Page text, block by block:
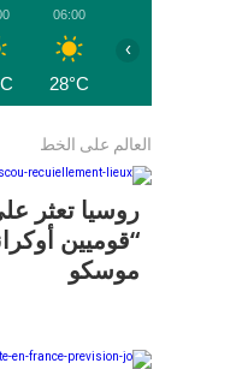
06:00
28°C
›
العالم على الخط
روسيا تعثر
“قوميين
موسكو